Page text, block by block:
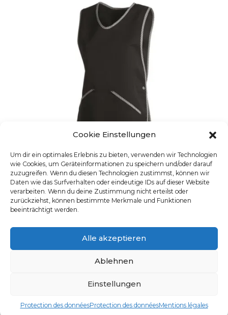
Cookie Einstellungen
Um dir ein optimales Erlebnis zu bieten, verwenden wir Technologien
wie Cookies, um Geräteinformationen zu speichern und/oder darauf
zuzugreifen. Wenn du diesen Technologien zustimmst, können wir
Daten wie das Surfverhalten oder eindeutige IDs auf dieser Website
verarbeiten. Wenn du deine Zustimmung nicht erteilst oder
zurückziehst, können bestimmte Merkmale und Funktionen
beeinträchtigt werden.
Alle akzeptieren
Ablehnen
Einstellungen
Protection des donnéesProtection des donnéesMentions légales
ÜBERHÄNGER